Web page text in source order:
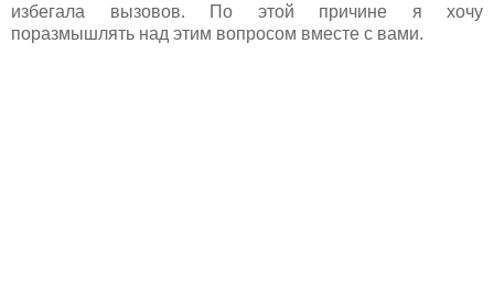
избегала вызовов. По этой причине я хочу
поразмышлять над этим вопросом вместе с вами.